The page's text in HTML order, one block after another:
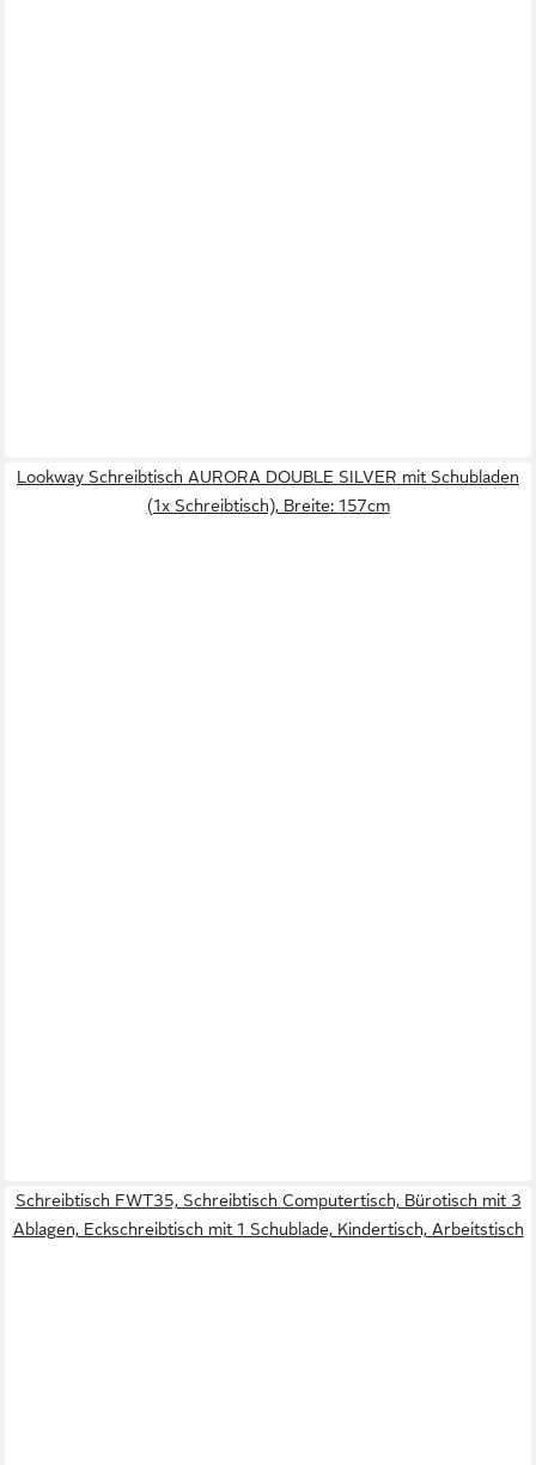
Lookway Schreibtisch AURORA DOUBLE SILVER mit Schubladen
(1x Schreibtisch), Breite: 157cm
Schreibtisch FWT35, Schreibtisch Computertisch, Bürotisch mit 3
Ablagen, Eckschreibtisch mit 1 Schublade, Kindertisch, Arbeitstisch